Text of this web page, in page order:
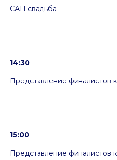
САП свадьба
14:30
Представление финалистов
15:00
Представление финалистов